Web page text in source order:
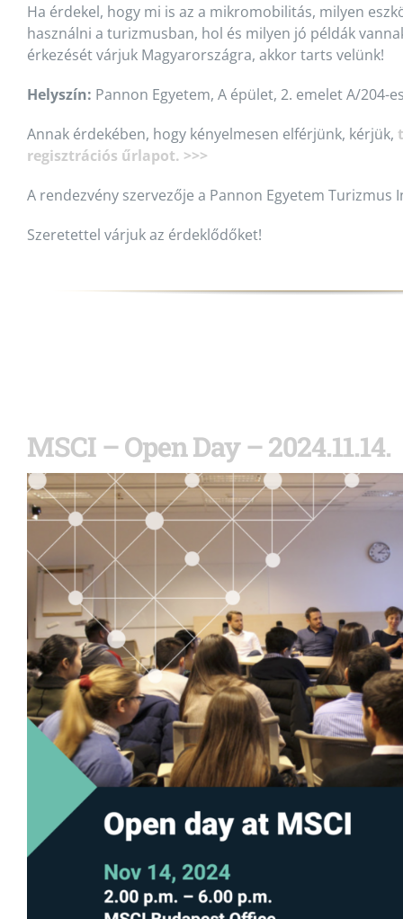
Ha érdekel, hogy mi is az a mikromobilitás, milyen
használni a turizmusban, hol és milyen jó példák
érkezését várjuk Magyarországra, akkor tarts velünk!
Helyszín: Pannon Egyetem, A épület, 2. emelet A/204-
Annak érdekében, hogy kényelmesen elférjünk, kérjük,
regisztrációs űrlapot. >>>
A rendezvény szervezője a Pannon Egyetem Turizmus
Szeretettel várjuk az érdeklődőket!
MSCI – Open Day – 2024.11.14.